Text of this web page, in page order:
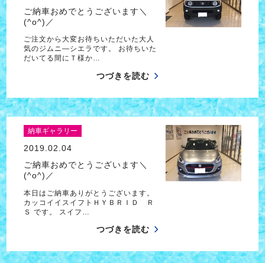
ご納車おめでとうございます＼
(^o^)／
ご注文から大変お待ちいただいた大人
気のジムニ―シエラです。 お待ちいた
だいてる間にＴ様か…
つづきを読む
納車ギャラリー
2019.02.04
ご納車おめでとうございます＼
(^o^)／
本日はご納車ありがとうございます。
カッコイイスイフトＨＹＢＲＩＤ Ｒ
Ｓ です。 スイフ…
つづきを読む